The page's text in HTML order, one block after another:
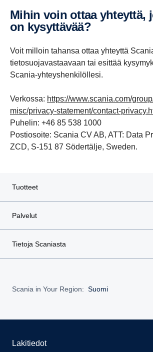
Mihin voin ottaa yhteyttä, jos minulla
on kysyttävää?
Voit milloin tahansa ottaa yhteyttä
tietosuojavastaavaan tai esittää
Scania-yhteyshenkilöllesi.
Verkossa: https://www.scania.com/
misc/privacy-statement/contact-
Puhelin: +46 85 538 1000
Postiosoite: Scania CV AB, ATT: Data
ZCD, S-151 87 Södertälje, Sweden.
Tuotteet
Palvelut
Tietoja Scaniasta
Scania in Your Region: Suomi
Lakitiedot